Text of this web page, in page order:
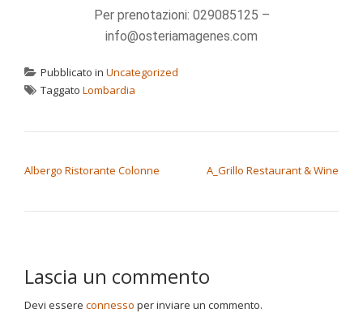
Per prenotazioni: 029085125 –
info@osteriamagenes.com
Pubblicato in Uncategorized
Taggato Lombardia
Albergo Ristorante Colonne A_Grillo Restaurant & Wine
Lascia un commento
Devi essere connesso per inviare un commento.